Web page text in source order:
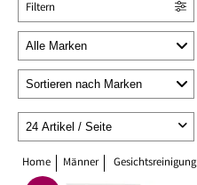
Filtern
Home Männer Gesichtsreinigung